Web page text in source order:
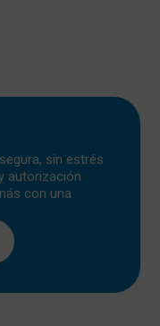
sin estrés
autorización
con una